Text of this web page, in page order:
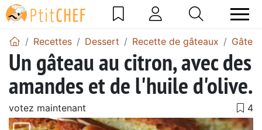
Recettes Dessert Recette de gâteaux
Un gâteau au citron, avec des
amandes et de l'huile d'olive.
votez maintenant